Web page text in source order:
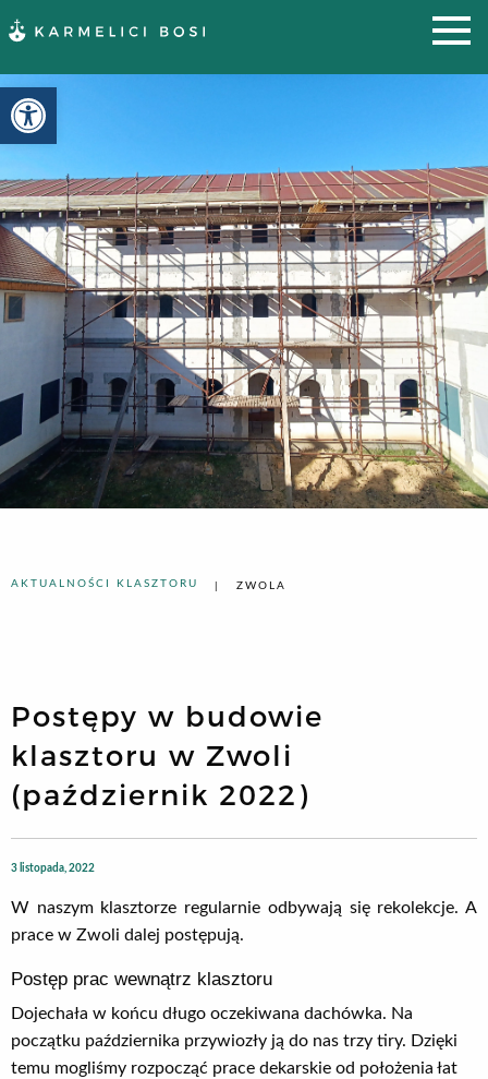
Otwórz pasek narzędzi
AKTUALNOŚCI KLASZTORU ZWOLA
Postępy w budowie
klasztoru w Zwoli
(październik 2022)
3 listopada, 2022
W naszym klasztorze regularnie odbywają się rekolekcje. A
prace w Zwoli dalej postępują.
Postęp prac wewnątrz klasztoru
Dojechała w końcu długo oczekiwana dachówka. Na
początku października przywiozły ją do nas trzy tiry. Dzięki
temu mogliśmy rozpocząć prace dekarskie od położenia łat